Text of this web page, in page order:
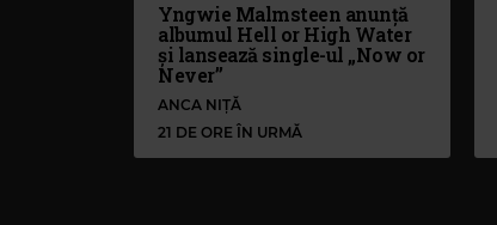
Yngwie Malmsteen anunță
albumul Hell or High Water
și lansează single-ul „Now or
Never”
ANCA NIȚĂ
21 DE ORE ÎN URMĂ